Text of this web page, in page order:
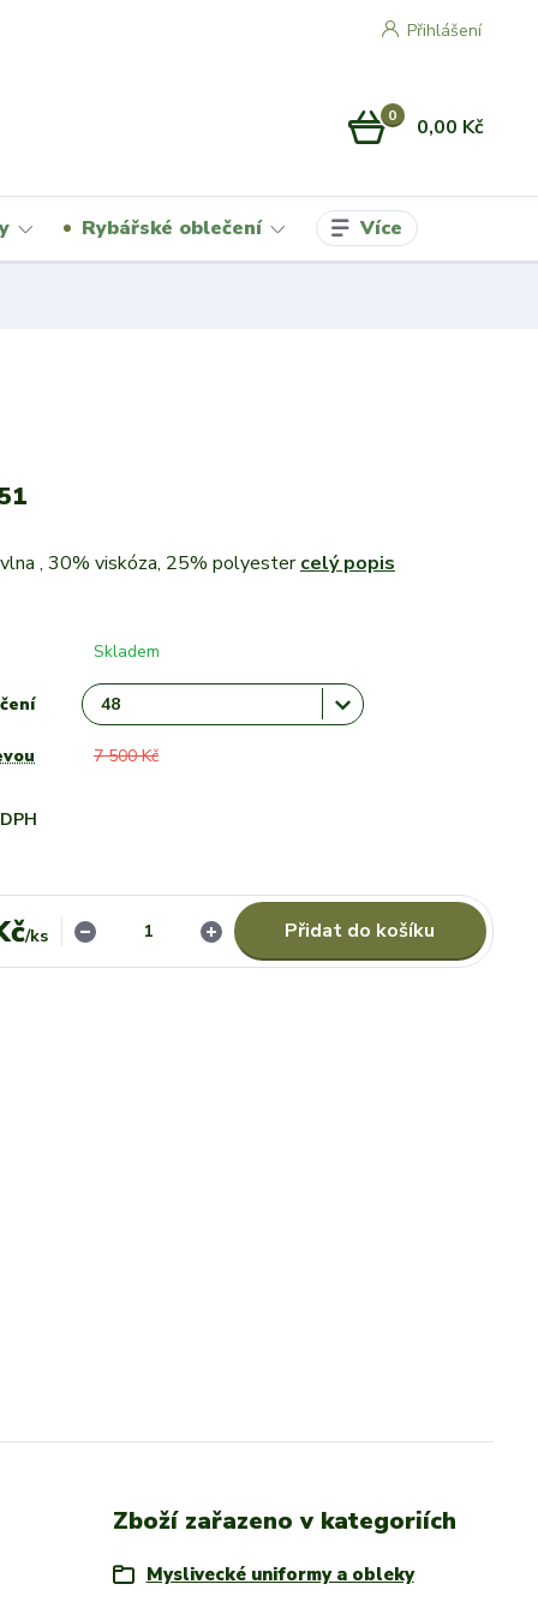
Přihlášení
0 0,00 Kč
Rybářské oblečení Více
, 30% viskóza, 25% polyestercelý popis
Skladem
7 500 Kč
/ks Přidat do košíku
Zboží zařazeno v kategoriích
Myslivecké uniformy a obleky